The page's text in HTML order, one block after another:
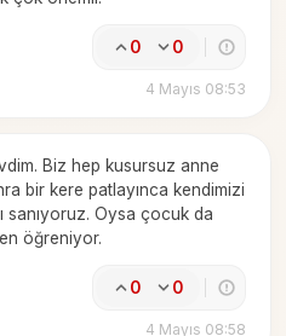
0 0
4 Mayıs 08:53
Biz hep kusursuz anne
bir kere patlayınca kendimizi
sanıyoruz. Oysa çocuk da
öğreniyor.
0 0
4 Mayıs 08:58